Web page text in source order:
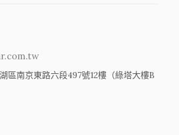
區南京東路六段497號12樓（綠塔大樓B